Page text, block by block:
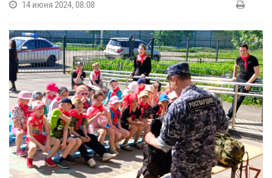
14 июня 2024, 08:08